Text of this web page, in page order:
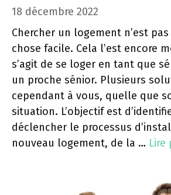
18 décembre 2022
Chercher un logement n’est
chose facile. Cela l’est encore
s’agit de se loger en tant que
un proche sénior. Plusieurs
cependant à vous, quelle que
situation. L’objectif est
déclencher le processus
nouveau logement, de la … Lire